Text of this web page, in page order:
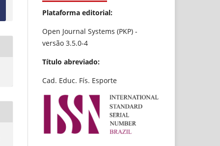
Plataforma editorial:
Open Journal Systems (PKP) -
versão 3.5.0-4
Título abreviado:
Cad. Educ. Fís. Esporte